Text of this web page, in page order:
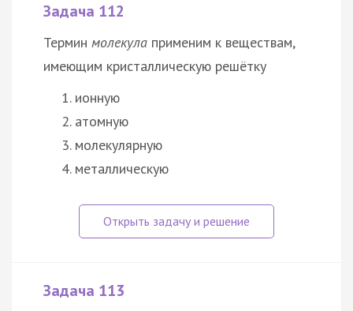
Задача 112
Термин молекула применим к веществам,
имеющим кристаллическую решётку
ионную
атомную
молекулярную
металлическую
Задача 113